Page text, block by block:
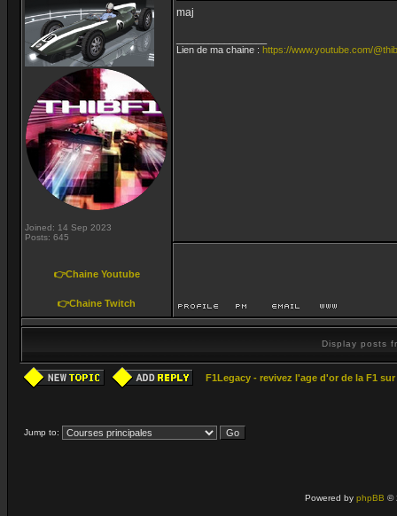
Joined: 14 Sep 2023
Posts: 645
👉Chaine Youtube
👉Chaine Twitch
maj
Lien de ma chaine : https://www.youtube.com/
Display posts
F1Legacy - revivez l'age d'or de la F1
Jump to:
Powered by phpBB ©